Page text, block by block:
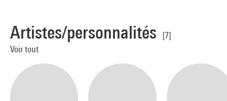
Artistes/personnalités
[7]
Voir tout